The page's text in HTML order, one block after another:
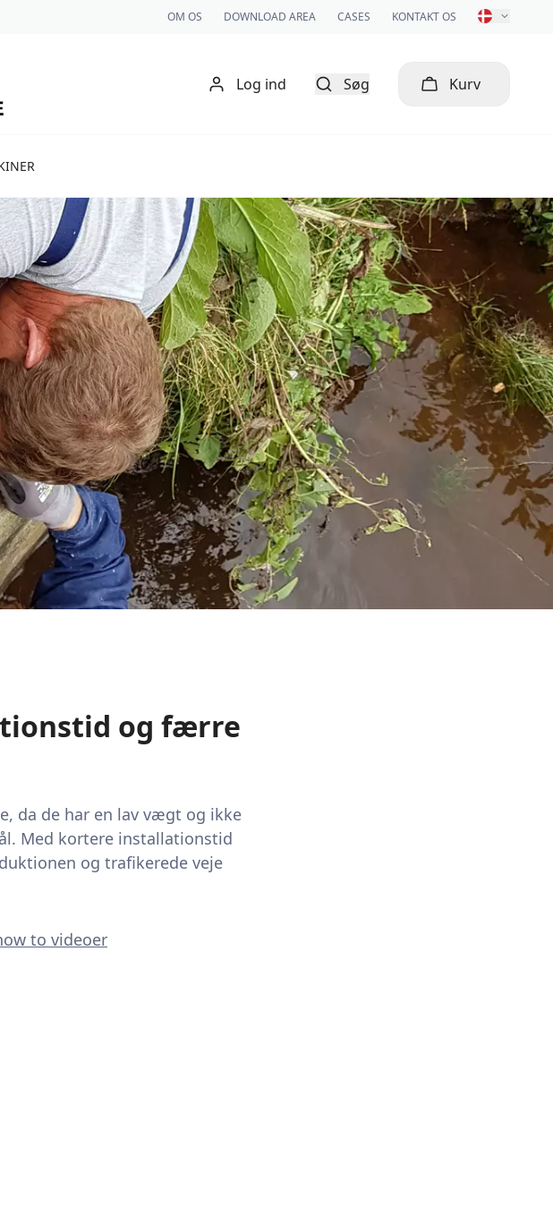
OM OS DOWNLOAD AREA CASES KONTAKT OS
Log ind Søg Kurv
og færre
da de har en lav vægt og ikke
Med kortere installationstid
og trafikerede veje
to videoer